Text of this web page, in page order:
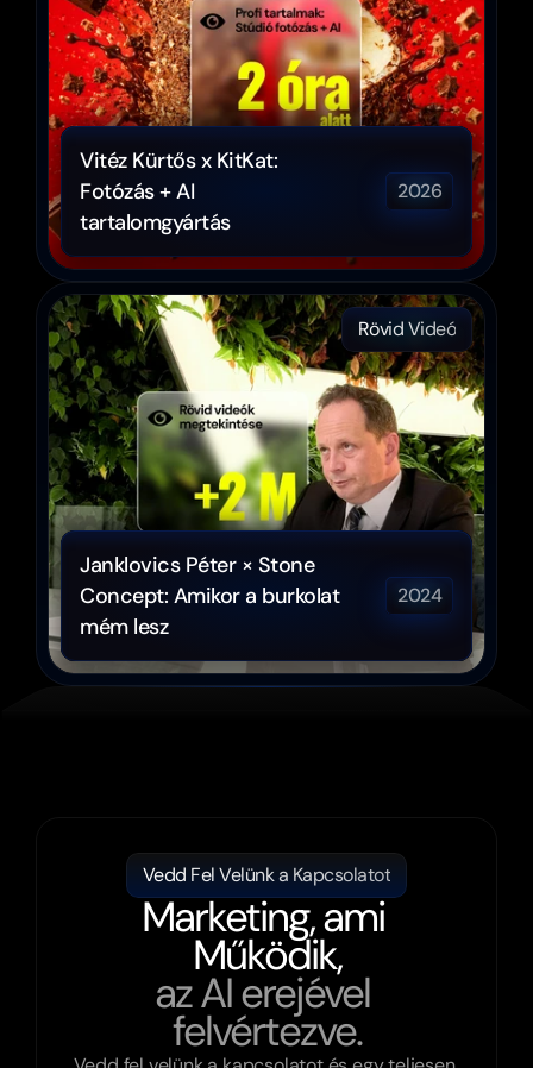
Vitéz Kürtős x KitKat:
Fotózás + AI
tartalomgyártás
2026
Janklovics Péter × Stone
Concept: Amikor a burkolat
mém lesz
2024
Rövid Videó
Vedd Fel Velünk a Kapcsolatot
Marketing, ami
Működik,
az AI erejével
felvértezve.